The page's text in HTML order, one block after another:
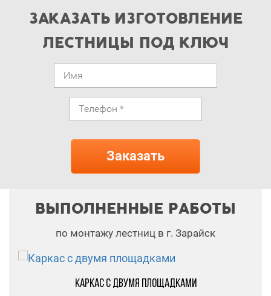
ЗАКАЗАТЬ ИЗГОТОВЛЕНИЕ
ЛЕСТНИЦЫ ПОД КЛЮЧ
ВЫПОЛНЕННЫЕ РАБОТЫ
по монтажу лестниц в г. Зарайск
Каркас с двумя площадками